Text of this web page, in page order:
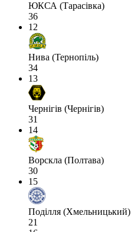
ЮКСА (Тарасівка)
36
12
Нива (Тернопіль)
34
13
Чернігів (Чернігів)
31
14
Ворскла (Полтава)
30
15
Поділля (Хмельницький)
21